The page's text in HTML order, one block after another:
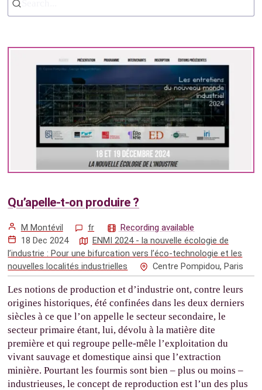
Qu’apelle-t-on produire ?
M Montévil fr
Recording available
18 Dec 2024
ENMI 2024 - la nouvelle écologie de
l’industrie : Pour une bifurcation vers l’éco-technologie et les
nouvelles localités industrielles
Centre Pompidou, Paris
Les notions de production et d’industrie ont, contre leurs
origines historiques, été confinées dans les deux derniers
siècles à ce que l’on appelle le secteur secondaire, le
secteur primaire étant, lui, dévolu à la matière dite
première et qui regroupe pelle-mêle l’exploitation du
vivant sauvage et domestique ainsi que l’extraction
minière. Pourtant les fourmis sont bien – plus ou moins –
industrieuses, le concept de reproduction est l’un des plus